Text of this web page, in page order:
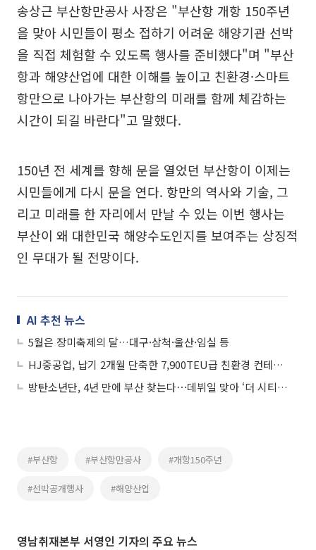
송상근 부산항만공사 사장은 "부산항 개항 150주년
을 맞아 시민들이 평소 접하기 어려운 해양기관 선박
을 직접 체험할 수 있도록 행사를 준비했다"며 "부산
항과 해양산업에 대한 이해를 높이고 친환경·스마트
항만으로 나아가는 부산항의 미래를 함께 체감하는
시간이 되길 바란다"고 말했다.
150년 전 세계를 향해 문을 열었던 부산항이 이제는
시민들에게 다시 문을 연다. 항만의 역사와 기술, 그
리고 미래를 한 자리에서 만날 수 있는 이번 행사는
부산이 왜 대한민국 해양수도인지를 보여주는 상징적
인 무대가 될 전망이다.
AI 추천 뉴스
5월은 장미축제의 달…대구·삼척·울산·임실 등
HJ중공업, 납기 2개월 단축한 7,900TEU급 친환경 컨테이너선 명명식 개최
방탄소년단, 4년 만에 부산 찾는다⋯데뷔일 맞아 ‘더 시티’ 개최
#부산항 #부산항만공사 #개항150주년
#선박공개행사 #해양산업
영남취재본부 서영인 기자의 주요 뉴스